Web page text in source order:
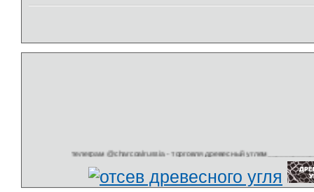
телеграм @charcoalrussia - торговля древесный углем______________